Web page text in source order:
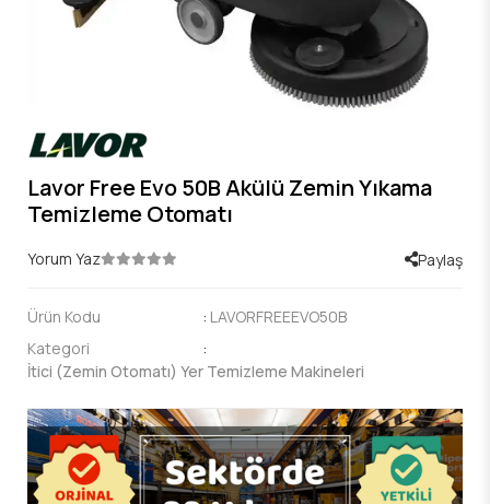
Lavor Free Evo 50B Akülü Zemin Yıkama
Temizleme Otomatı
Yorum Yaz Paylaş
Ürün Kodu : LAVORFREEEVO50B
Kategori
:
İtici (Zemin Otomatı) Yer Temizleme Makineleri